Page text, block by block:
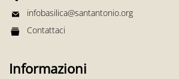
infobasilica@santantonio.org
Contattaci
Informazioni